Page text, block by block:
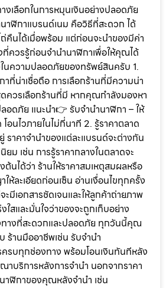
เลือกในการหมุนเงินอย่างปลอดภัย
นาฬิกาแบรนด์เนม คือวิธีที่สะดวก ได้
ถ่คืนได้เมื่อพร้อม แต่ก่อนจะนำของมีค่า
ควรรู้ก่อนจำนำนาฬิกาเพื่อให้คุณได้
นความปลอดภัยของทรัพย์สินครับ 1.
าที่น่าเชื่อถือ การเลือกร้านที่มีความน่า
ควรเลือกร้านที่มี หากคุณกำลังมองหา
อดภัย แนะนำ👉 รับจำนำนาฬิกา – ให้
อนไวภายในไม่กี่นาที 2. รู้ราคาตลาด
าคาจำนำของแต่ละแบรนด์จะต่างกัน
ม เช่น การรู้ราคากลางในตลาดจะ
ต้นได้ว่า ร้านให้ราคาสมเหตุสมผลหรือ
ละเอียดก่อนเซ็น อ่านเงื่อนไขทุกครั้ง
มีเอกสารชัดเจนและให้ลูกค้าถ่ายภาพ
ใสและมั่นใจว่าของจะถูกเก็บอย่าง
างที่สะดวกและปลอดภัย ทุกวันนี้คุณ
ร้านมืออาชีพเช่น รับจำนำ
รบทุกช่องทาง พร้อมโอนเงินทันทีหลัง
าบริการหลังการจำนำ นอกจากราคา
ฬิกาของคุณหลังจำนำ เช่น